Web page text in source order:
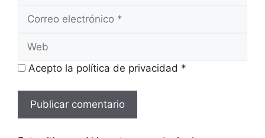
electrónico
Acepto la política de privacidad *